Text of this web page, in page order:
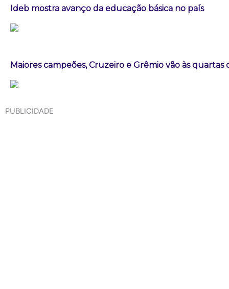
Ideb mostra avanço da educação básica no país
Maiores campeões, Cruzeiro e Grêmio vão às quartas
PUBLICIDADE